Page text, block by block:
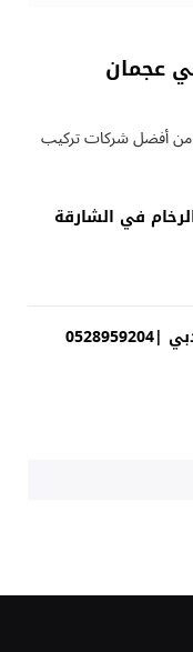
عجمان
أفضل شركات تركيب
في الشارقة